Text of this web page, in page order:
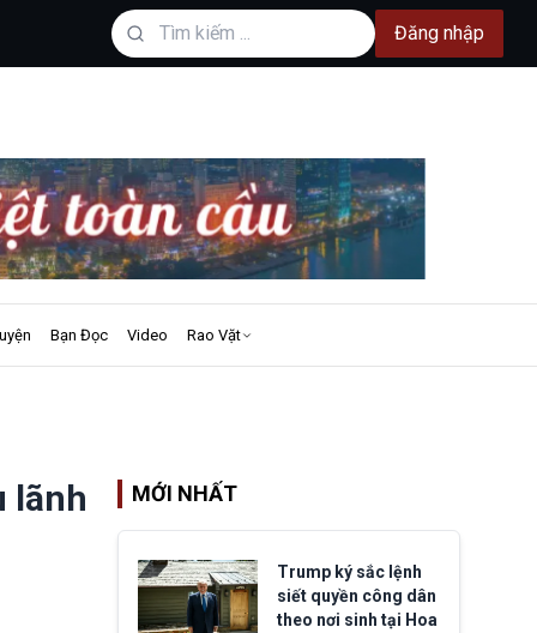
Đăng nhập
Bạn Đọc Video Rao Vặt
lãnh
MỚI NHẤT
Trump ký sắc lệnh
siết quyền công dân
theo nơi sinh tại Hoa